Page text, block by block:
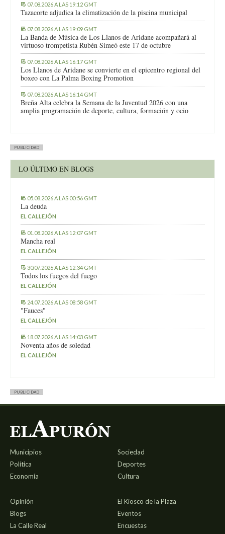
07.08.2026 A LAS 19:12 GMT
Tazacorte adjudica la climatización de la piscina municipal
07.08.2026 A LAS 19:09 GMT
La Banda de Música de Los Llanos de Aridane acompañará al
virtuoso trompetista Rubén Simeó este 17 de octubre
07.08.2026 A LAS 16:17 GMT
Los Llanos de Aridane se convierte en el epicentro regional del
boxeo con La Palma Boxing Promotion
07.08.2026 A LAS 16:14 GMT
Breña Alta celebra la Semana de la Juventud 2026 con una
amplia programación de deporte, cultura, formación y ocio
PUBLICIDAD
LO ÚLTIMO EN BLOGS
05.08.2026 A LAS 00:56 GMT
La deuda
EL CALLEJÓN
01.08.2026 A LAS 12:07 GMT
Mancha real
EL CALLEJÓN
30.07.2026 A LAS 12:34 GMT
Todos los fuegos del fuego
EL CALLEJÓN
24.07.2026 A LAS 08:58 GMT
"Fauces"
EL CALLEJÓN
18.07.2026 A LAS 14:03 GMT
Noventa años de soledad
EL CALLEJÓN
PUBLICIDAD
Municipios
Política
Economía
Sociedad
Deportes
Cultura
Opinión
Blogs
La Calle Real
El Kiosco de la Plaza
Eventos
Encuestas